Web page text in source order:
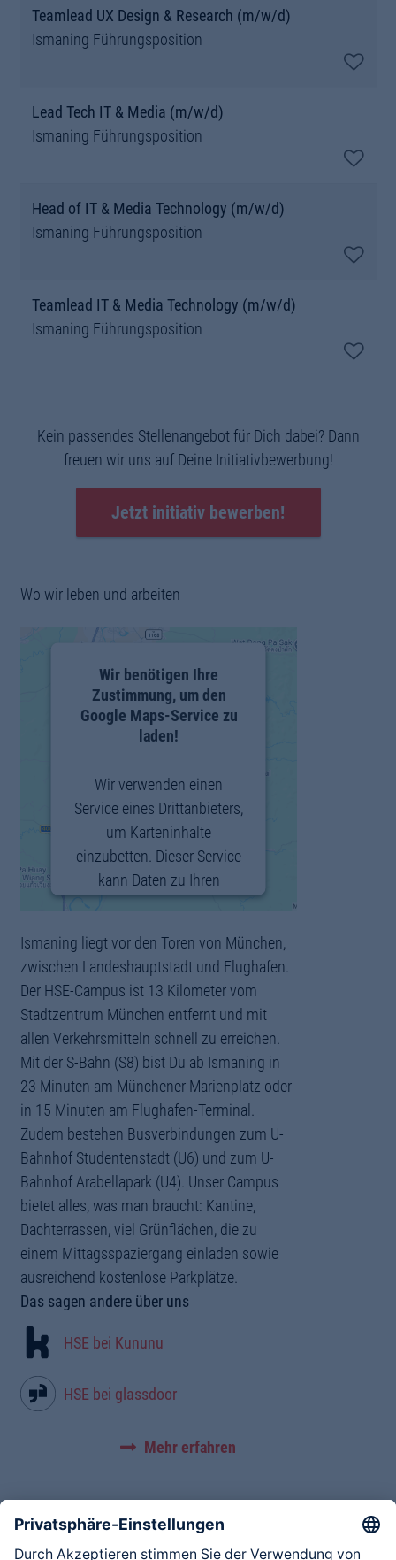
Teamlead UX Design & Research (m/w/d)
Ismaning Führungsposition
Lead Tech IT & Media (m/w/d)
Ismaning Führungsposition
Head of IT & Media Technology (m/w/d)
Ismaning Führungsposition
Teamlead IT & Media Technology (m/w/d)
Ismaning Führungsposition
Kein passendes Stellenangebot für Dich dabei? Dann
freuen wir uns auf Deine Initiativbewerbung!
Jetzt initiativ bewerben!
Wo wir leben und arbeiten
Wir benötigen Ihre
Zustimmung, um den
Google Maps-Service zu
laden!
Wir verwenden einen
Service eines Drittanbieters,
um Karteninhalte
einzubetten. Dieser Service
kann Daten zu Ihren
Aktivitäten sammeln. Bitte
und stimmen Sie der
Nutzung des Service zu, um
diese Karte anzuzeigen.
Mehr Informationen
Akzeptieren
powered byUsercentrics
Consent Management
Platform
Ismaning liegt vor den Toren von München,
zwischen Landeshauptstadt und Flughafen.
Der HSE-Campus ist 13 Kilometer vom
Stadtzentrum München entfernt und mit
allen Verkehrsmitteln schnell zu erreichen.
Mit der S-Bahn (S8) bist Du ab Ismaning in
23 Minuten am Münchener Marienplatz oder
in 15 Minuten am Flughafen-Terminal.
Zudem bestehen Busverbindungen zum U-
Bahnhof Studentenstadt (U6) und zum U-
Bahnhof Arabellapark (U4). Unser Campus
bietet alles, was man braucht: Kantine,
Dachterrassen, viel Grünflächen, die zu
einem Mittagsspaziergang einladen sowie
ausreichend kostenlose Parkplätze.
Das sagen andere über uns
HSE bei Kununu
HSE bei glassdoor
Mehr erfahren